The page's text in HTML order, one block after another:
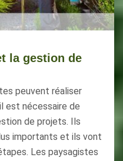
la gestion de
peuvent réaliser
est nécessaire de
de projets. Ils
importants et ils vont
Les paysagistes